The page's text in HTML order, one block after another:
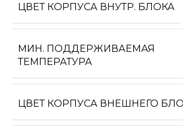
ЦВЕТ КОРПУСА ВНУТР. БЛОКА
МИН. ПОДДЕРЖИВАЕМАЯ
ТЕМПЕРАТУРА
ЦВЕТ КОРПУСА ВНЕШНЕГО